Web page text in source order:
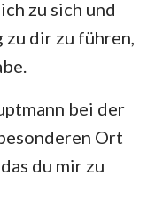
5 6
7
20
21
27 28
zu sich und
dir zu führen,
bei der
Ort
du mir zu